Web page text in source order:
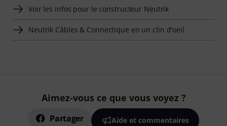
Voir les infos pour le constructeur Neutrik
Neutrik Câbles & Connectique en un clin d'oeil
Aimez-vous ce que vous voyez ?
Partager Aide et commentaires